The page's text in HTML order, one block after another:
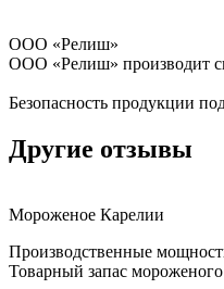
ООО «Релиш»
ООО «Релиш» производит
Безопасность продукции
Другие отзывы
Мороженое Карелии
Производственные
Товарный запас мороженого